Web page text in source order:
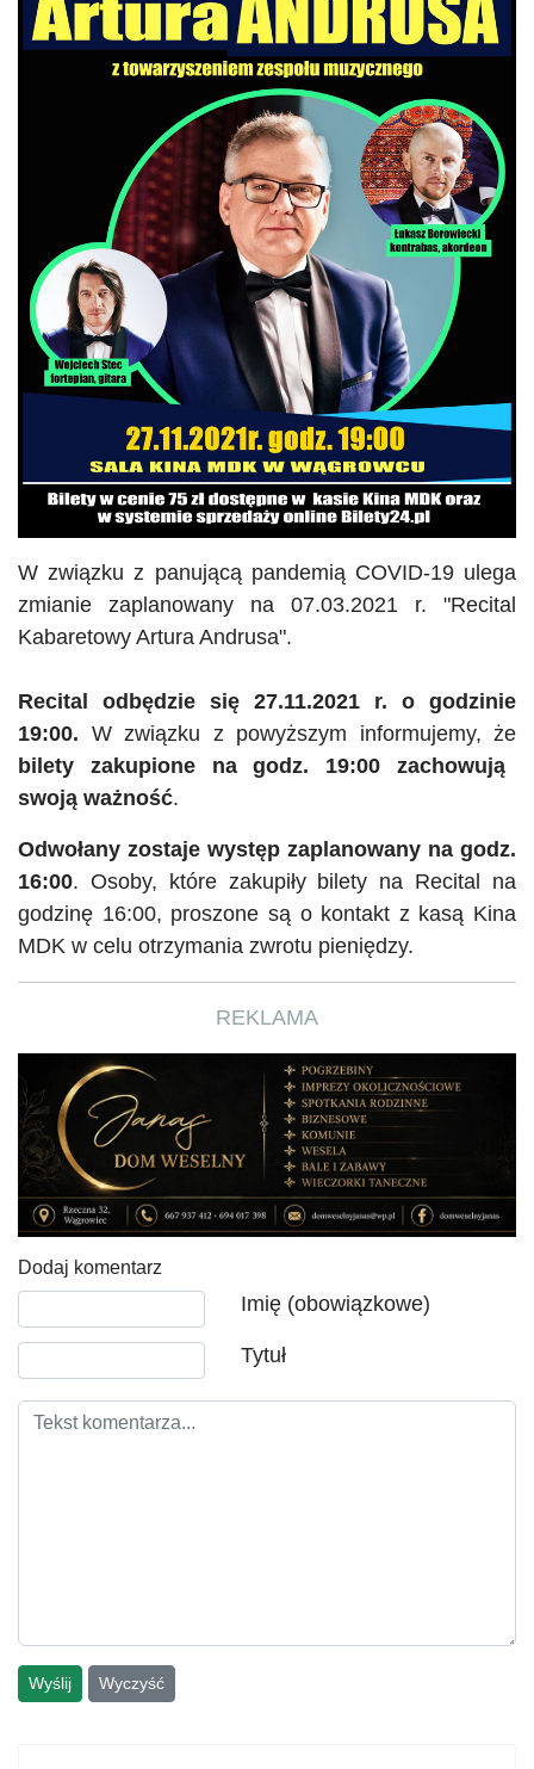
W związku z panującą pandemią COVID-19 ulega
zmianie zaplanowany na 07.03.2021 r. "Recital
Kabaretowy Artura Andrusa".
Recital odbędzie się 27.11.2021 r. o godzinie
19:00. W związku z powyższym informujemy, że
bilety zakupione na godz. 19:00 zachowują
swoją ważność.
Odwołany zostaje występ zaplanowany na godz.
16:00. Osoby, które zakupiły bilety na Recital na
godzinę 16:00, proszone są o kontakt z kasą Kina
MDK w celu otrzymania zwrotu pieniędzy.
REKLAMA
Dodaj komentarz
Imię (obowiązkowe)
Tytuł
Tekst komentarza
Wyślij Wyczyść